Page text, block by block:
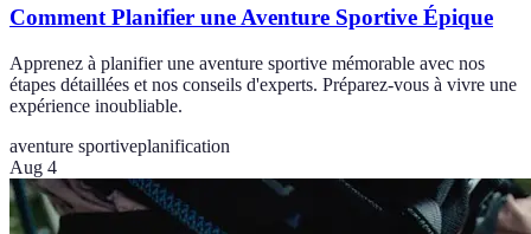
Comment Planifier une Aventure Sportive Épique
Apprenez à planifier une aventure sportive mémorable avec nos
étapes détaillées et nos conseils d'experts. Préparez-vous à vivre une
expérience inoubliable.
aventure sportiveplanification
Aug 4